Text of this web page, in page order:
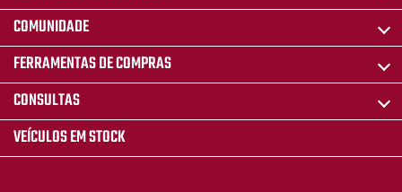
COMUNIDADE
FERRAMENTAS DE COMPRAS
CONSULTAS
VEÍCULOS EM STOCK